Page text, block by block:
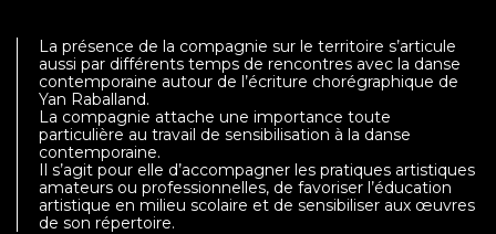
La présence de la compagnie sur le territoire s’articule
aussi par différents temps de rencontres avec la danse
contemporaine autour de l’écriture chorégraphique de
Yan Raballand.
La compagnie attache une importance toute
particulière au travail de sensibilisation à la danse
contemporaine.
Il s’agit pour elle d’accompagner les pratiques artistiques
amateurs ou professionnelles, de favoriser l’éducation
artistique en milieu scolaire et de sensibiliser aux œuvres
de son répertoire.